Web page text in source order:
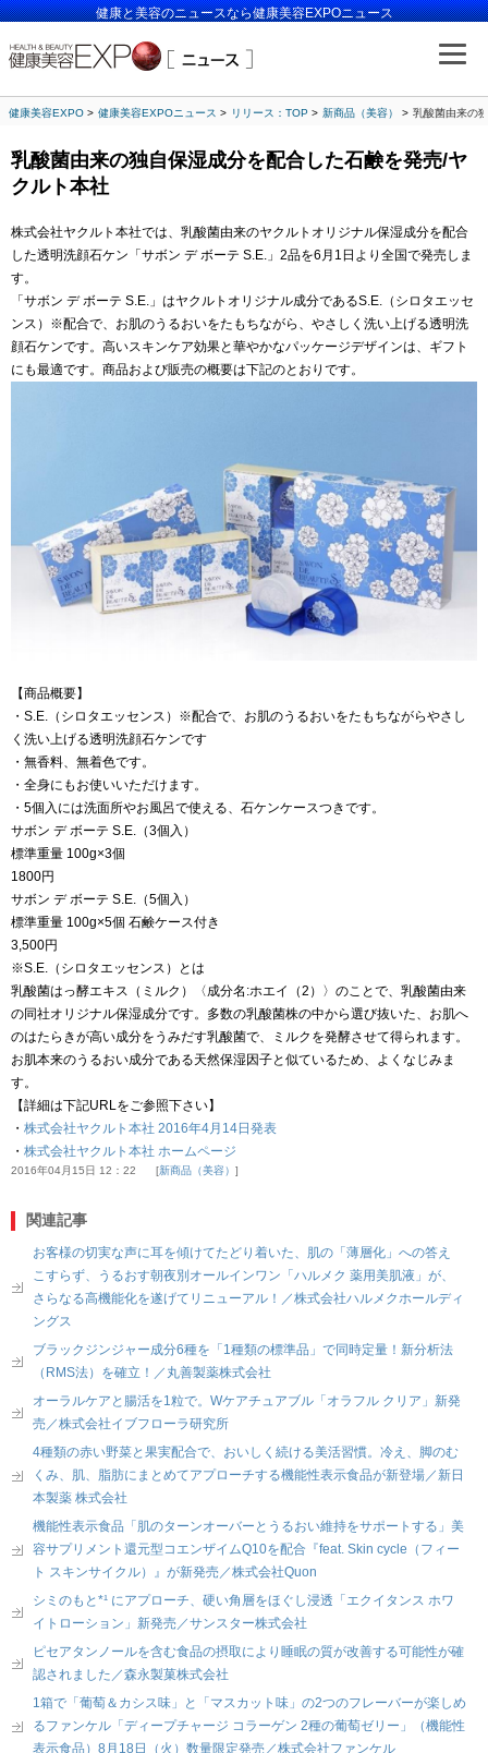
健康と美容のニュースなら健康美容EXPOニュース
健康美容EXPO 健康美容EXPOニュース リリース：TOP 新商品（美容） 乳酸菌由来の
乳酸菌由来の独自保湿成分を配合した石鹸を発売/ヤ
クルト本社
株式会社ヤクルト本社では、乳酸菌由来のヤクルトオリジナル保湿成分を配合
した透明洗顔石ケン「サボン デ ボーテ S.E.」2品を6月1日より全国で発売しま
す。
「サボン デ ボーテ S.E.」はヤクルトオリジナル成分であるS.E.（シロタエッセ
ンス）※配合で、お肌のうるおいをたもちながら、やさしく洗い上げる透明洗
顔石ケンです。高いスキンケア効果と華やかなパッケージデザインは、ギフト
にも最適です。商品および販売の概要は下記のとおりです。
【商品概要】
・S.E.（シロタエッセンス）※配合で、お肌のうるおいをたもちながらやさし
く洗い上げる透明洗顔石ケンです
・無香料、無着色です。
・全身にもお使いいただけます。
・5個入には洗面所やお風呂で使える、石ケンケースつきです。
サボン デ ボーテ S.E.（3個入）
標準重量 100g×3個
1800円
サボン デ ボーテ S.E.（5個入）
標準重量 100g×5個 石鹸ケース付き
3,500円
※S.E.（シロタエッセンス）とは
乳酸菌はっ酵エキス（ミルク）〈成分名:ホエイ（2）〉のことで、乳酸菌由来
の同社オリジナル保湿成分です。多数の乳酸菌株の中から選び抜いた、お肌へ
のはたらきが高い成分をうみだす乳酸菌で、ミルクを発酵させて得られます。
お肌本来のうるおい成分である天然保湿因子と似ているため、よくなじみま
す。
【詳細は下記URLをご参照下さい】
・ 株式会社ヤクルト本社 2016年4月14日発表
・ 株式会社ヤクルト本社 ホームページ
2016年04月15日 12：22 新商品（美容）
関連記事
お客様の切実な声に耳を傾けてたどり着いた、肌の「薄層化」への答え
こすらず、うるおす朝夜別オールインワン「ハルメク 薬用美肌液」が、
さらなる高機能化を遂げてリニューアル！／株式会社ハルメクホールディ
ングス
ブラックジンジャー成分6種を「1種類の標準品」で同時定量！新分析法
（RMS法）を確立！／丸善製薬株式会社
オーラルケアと腸活を1粒で。Wケアチュアブル「オラフル クリア」新発
売／株式会社イブフローラ研究所
4種類の赤い野菜と果実配合で、おいしく続ける美活習慣。冷え、脚のむ
くみ、肌、脂肪にまとめてアプローチする機能性表示食品が新登場／新日
本製薬 株式会社
機能性表示食品「肌のターンオーバーとうるおい維持をサポートする」美
容サプリメント還元型コエンザイムQ10を配合『feat. Skin cycle（フィー
ト スキンサイクル）』が新発売／株式会社Quon
シミのもと*¹ にアプローチ、硬い角層をほぐし浸透「エクイタンス ホワ
イトローション」新発売／サンスター株式会社
ピセアタンノールを含む食品の摂取により睡眠の質が改善する可能性が確
認されました／森永製菓株式会社
1箱で「葡萄＆カシス味」と「マスカット味」の2つのフレーバーが楽しめ
るファンケル「ディープチャージ コラーゲン 2種の葡萄ゼリー」（機能性
表示食品）8月18日（火）数量限定発売／株式会社ファンケル